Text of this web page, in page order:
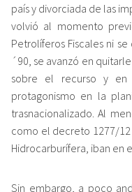
país y divorciada de las
volvió al momento
Petrolíferos Fiscales ni
´90, se avanzó en
sobre el recurso y en
protagonismo en la
trasnacionalizado. Al
como el decreto 1277/
Hidrocarburífera, iban en
Sin embargo, a poco